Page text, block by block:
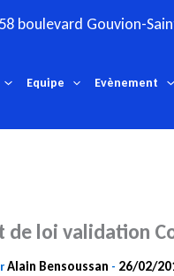
58 boulevard Gouvion-
Equipe Evènement
loi validation
Alain Bensoussan - 26/02/